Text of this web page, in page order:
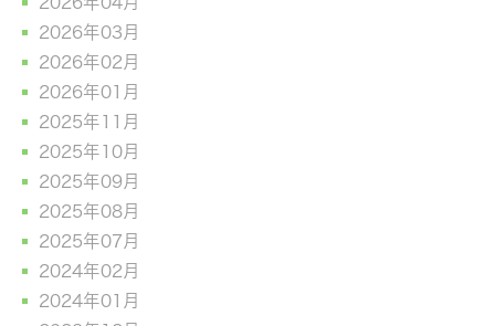
2026年03月
2026年02月
2026年01月
2025年11月
2025年10月
2025年09月
2025年08月
2025年07月
2024年02月
2024年01月